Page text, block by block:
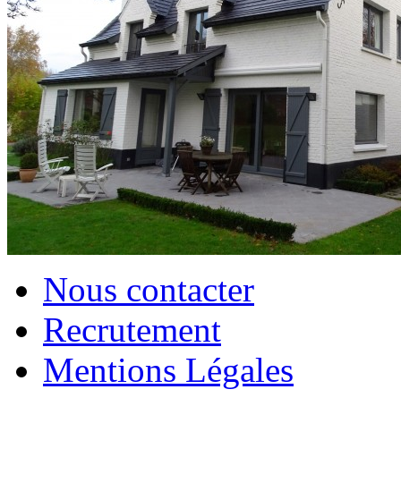
Nous contacter
Recrutement
Mentions Légales